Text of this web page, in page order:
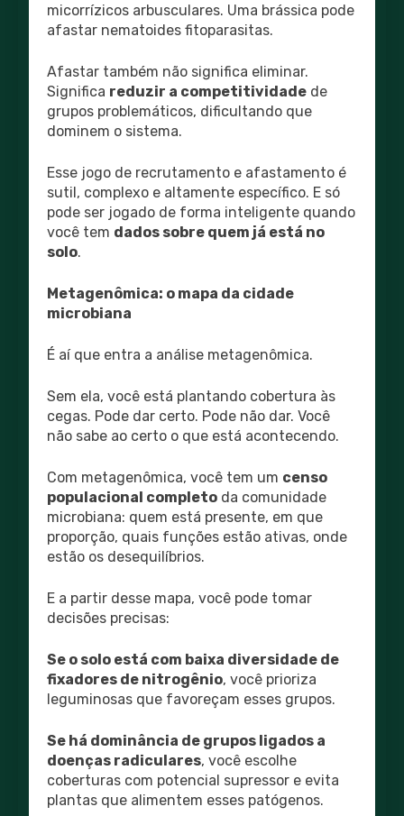
micorrízicos arbusculares. Uma brássica pode
afastar nematoides fitoparasitas.
Afastar também não significa eliminar.
Significa reduzir a competitividade de
grupos problemáticos, dificultando que
dominem o sistema.
Esse jogo de recrutamento e afastamento é
sutil, complexo e altamente específico. E só
pode ser jogado de forma inteligente quando
você tem dados sobre quem já está no
solo.
Metagenômica: o mapa da cidade
microbiana
É aí que entra a análise metagenômica.
Sem ela, você está plantando cobertura às
cegas. Pode dar certo. Pode não dar. Você
não sabe ao certo o que está acontecendo.
Com metagenômica, você tem um censo
populacional completo da comunidade
microbiana: quem está presente, em que
proporção, quais funções estão ativas, onde
estão os desequilíbrios.
E a partir desse mapa, você pode tomar
decisões precisas:
Se o solo está com baixa diversidade de
fixadores de nitrogênio, você prioriza
leguminosas que favoreçam esses grupos.
Se há dominância de grupos ligados a
doenças radiculares, você escolhe
coberturas com potencial supressor e evita
plantas que alimentem esses patógenos.